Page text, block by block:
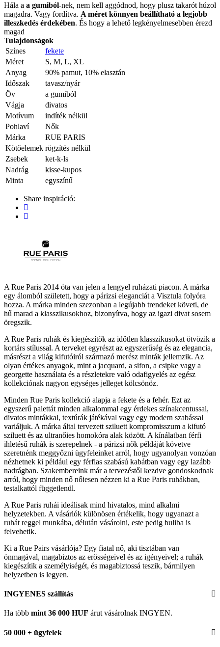
Hála a a gumiból-nek, nem kell aggódnod, hogy plusz takarót húzol
magadra. Vagy fordítva. A méret könnyen beállítható a legjobb
illeszkedés érdekében. És hogy a lehető legkényelmesebben érezd
magad
Tulajdonságok
Színes
fekete
Méret
S, M, L, XL
Anyag
90% pamut, 10% elasztán
Időszak
tavasz/nyár
Öv
a gumiból
Vágja
divatos
Motívum
indíték nélkül
Pohlaví
Nők
Márka
RUE PARIS
Kötőelemek rögzítés nélkül
Zsebek
ket-k-ls
Nadrág
kisse-kupos
Minta
egyszínű
Share inspiráció:
A Rue Paris 2014 óta van jelen a lengyel ruházati piacon. A márka
egy álomból született, hogy a párizsi eleganciát a Visztula folyóra
hozza. A márka minden szezonban a legújabb trendeket követi, de
hű marad a klasszikusokhoz, bizonyítva, hogy az igazi divat sosem
öregszik.
A Rue Paris ruhák és kiegészítők az időtlen klasszikusokat ötvözik a
kortárs stílussal. A terveket egyrészt az egyszerűség és az elegancia,
másrészt a világ kifutóiról származó merész minták jellemzik. Az
olyan értékes anyagok, mint a jacquard, a sifon, a csipke vagy a
georgette használata és a részletekre való odafigyelés az egész
kollekciónak nagyon egységes jelleget kölcsönöz.
Minden Rue Paris kollekció alapja a fekete és a fehér. Ezt az
egyszerű palettát minden alkalommal egy érdekes színakcentussal,
divatos mintákkal, textúrák játékával vagy egy modern szabással
variáljuk. A márka által tervezett sziluett kompromisszum a kifutó
sziluett és az ultranőies homokóra alak között. A kínálatban férfi
ihletésű ruhák is szerepelnek - a párizsi nők példáját követve
szeretnénk meggyőzni ügyfeleinket arról, hogy ugyanolyan vonzóan
nézhetnek ki például egy férfias szabású kabátban vagy egy lazább
nadrágban. Szakembereink már a tervezéstől kezdve gondoskodnak
arról, hogy minden nő nőiesen nézzen ki a Rue Paris ruhákban,
testalkattól függetlenül.
A Rue Paris ruhái ideálisak mind hivatalos, mind alkalmi
helyzetekben. A vásárlók különösen értékelik, hogy ugyanazt a
ruhát reggel munkába, délután vásárolni, este pedig buliba is
felvehetik.
Ki a Rue Pairs vásárlója? Egy fiatal nő, aki tisztában van
önmagával, magabiztos az erősségeivel és az igényeivel; a ruhák
kiegészítik a személyiségét, és magabiztossá teszik, bármilyen
helyzetben is legyen.
INGYENES szállítás
Ha több mint 36 000 HUF árut vásárolnak INGYEN.
50 000 + ügyfelek